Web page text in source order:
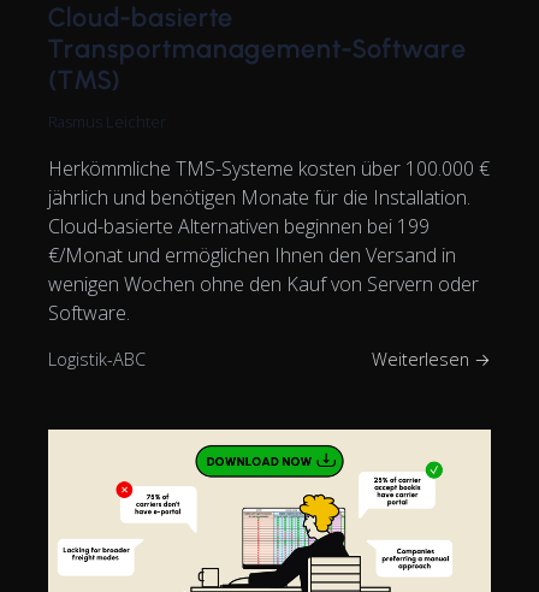
Cloud-basierte
Transportmanagement-Software
(TMS)
Rasmus Leichter
Herkömmliche TMS-Systeme kosten über 100.000 €
jährlich und benötigen Monate für die Installation.
Cloud-basierte Alternativen beginnen bei 199
€/Monat und ermöglichen Ihnen den Versand in
wenigen Wochen ohne den Kauf von Servern oder
Software.
Logistik-ABC Weiterlesen →